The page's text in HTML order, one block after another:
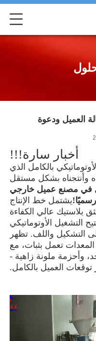
أخبار سارة!!!
مؤخرًا، خط إنتاج أحزمة PP الأوتوماتيكي بالكامل الذي
وأنتجناه بشكل مستقل
في مصنع عميل خارجي
يشتمل خط الإنتاج
بلاستيك عالي الكفاءة
التشغيل الأوتوماتيكي
التشكيل واللف. تظهر
تعمل بثبات، مع
وأحزمة ملونة زاهية -
توقعات العميل بالكامل.